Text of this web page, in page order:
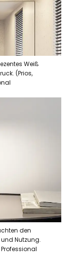
Weiß
(Prios,
den
Nutzung.